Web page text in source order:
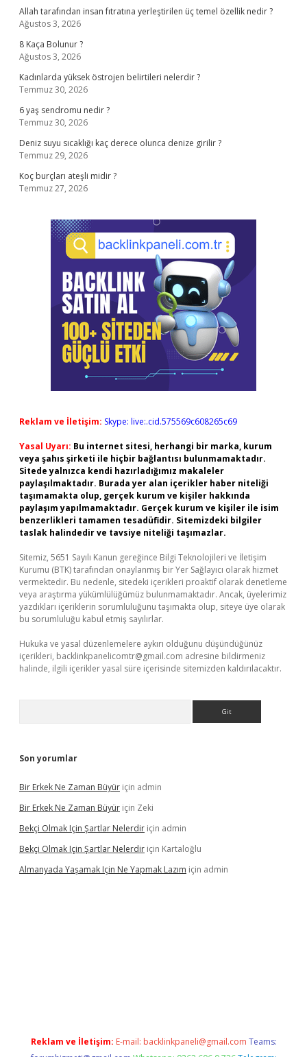
Allah tarafından insan fıtratına yerleştirilen üç temel özellik nedir ?
Ağustos 3, 2026
8 Kaça Bolunur ?
Ağustos 3, 2026
Kadınlarda yüksek östrojen belirtileri nelerdir ?
Temmuz 30, 2026
6 yaş sendromu nedir ?
Temmuz 30, 2026
Deniz suyu sıcaklığı kaç derece olunca denize girilir ?
Temmuz 29, 2026
Koç burçları ateşli midir ?
Temmuz 27, 2026
Reklam ve İletişim: Skype: live:.cid.575569c608265c69
Yasal Uyarı: Bu internet sitesi, herhangi bir marka, kurum
veya şahıs şirketi ile hiçbir bağlantısı bulunmamaktadır.
Sitede yalnızca kendi hazırladığımız makaleler
paylaşılmaktadır. Burada yer alan içerikler haber niteliği
taşımamakta olup, gerçek kurum ve kişiler hakkında
paylaşım yapılmamaktadır. Gerçek kurum ve kişiler ile isim
benzerlikleri tamamen tesadüfidir. Sitemizdeki bilgiler
taslak halindedir ve tavsiye niteliği taşımazlar.
Sitemiz, 5651 Sayılı Kanun gereğince Bilgi Teknolojileri ve İletişim
Kurumu (BTK) tarafından onaylanmış bir Yer Sağlayıcı olarak hizmet
vermektedir. Bu nedenle, sitedeki içerikleri proaktif olarak denetleme
veya araştırma yükümlülüğümüz bulunmamaktadır. Ancak, üyelerimiz
yazdıkları içeriklerin sorumluluğunu taşımakta olup, siteye üye olarak
bu sorumluluğu kabul etmiş sayılırlar.
Hukuka ve yasal düzenlemelere aykırı olduğunu düşündüğünüz
içerikleri, backlinkpanelicomtr@gmail.com adresine bildirmeniz
halinde, ilgili içerikler yasal süre içerisinde sitemizden kaldırılacaktır.
Son yorumlar
Bir Erkek Ne Zaman Büyür için admin
Bir Erkek Ne Zaman Büyür için Zeki
Bekçi Olmak Için Şartlar Nelerdir için admin
Bekçi Olmak Için Şartlar Nelerdir için Kartaloğlu
Almanyada Yaşamak Için Ne Yapmak Lazım için admin
Reklam ve İletişim: E-mail: backlinkpaneli@gmail.com Teams: